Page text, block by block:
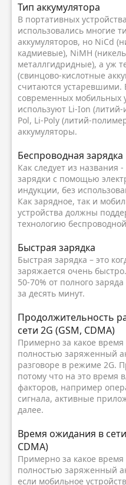
Тип аккумулятора
В портативных
использовались многие
аккумуляторов, но NiCd
кадмиевые), NiMH
металлгидридные), а уж
(свинцово-кислотные
считаются устаревшими.
современных мобильных
используют Li-Ion
Pol, Li-Poly (литий-
аккумуляторы.
Беспроводная зарядка
Как следует из названия
зарядки с помощью
индукции, без
Как зарядное, так и
устройства должны
технологию
Быстрая зарядка
Быстрая зарядка – это
заряжается очень
50-70% от полного
за десять минут.
Продолжительность
сети 2G (GSM, CDMA)
Примерно за какое время
полностью заряженный
разговоре в режиме 2G.
потому что на это время
факторов, например
сигнала, активные
далее.
Время ожидания в
CDMA)
Примерно за какое время
полностью заряженный
если мобильное